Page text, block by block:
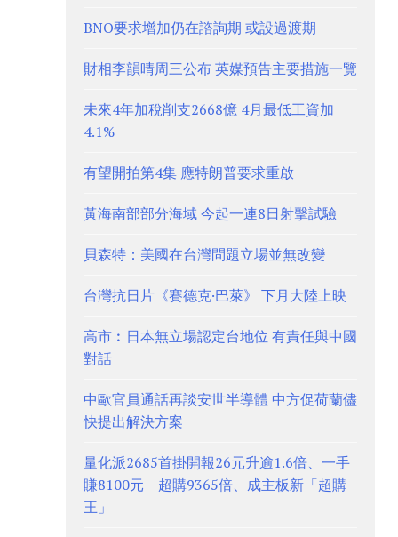
BNO要求增加仍在諮詢期 或設過渡期
財相李韻晴周三公布 英媒預告主要措施一覽
未來4年加稅削支2668億 4月最低工資加
4.1%
有望開拍第4集 應特朗普要求重啟
黃海南部部分海域 今起一連8日射擊試驗
貝森特：美國在台灣問題立場並無改變
台灣抗日片《賽德克·巴萊》 下月大陸上映
高市︰日本無立場認定台地位 有責任與中國
對話
中歐官員通話再談安世半導體 中方促荷蘭儘
快提出解決方案
量化派2685首掛開報26元升逾1.6倍、一手
賺8100元 超購9365倍、成主板新「超購
王」